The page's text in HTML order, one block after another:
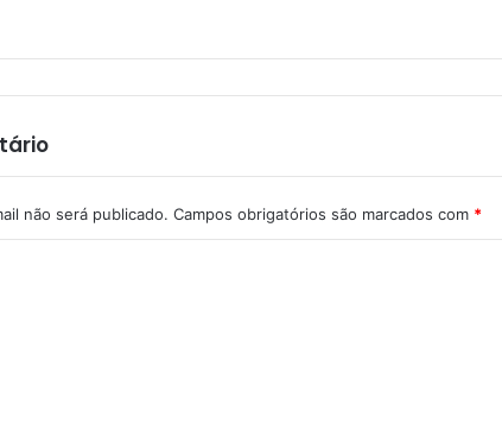
não será publicado. Campos obrigatórios são marcados com *